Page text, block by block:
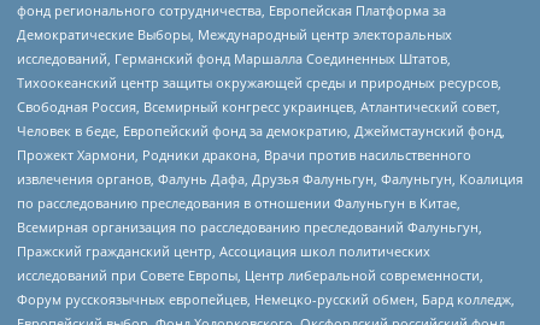
фонд регионального сотрудничества, Европейская Платформа за
Демократические Выборы, Международный центр электоральных
исследований, Германский фонд Маршалла Соединенных Штатов,
Тихоокеанский центр защиты окружающей среды и природных ресурсов,
Свободная Россия, Всемирный конгресс украинцев, Атлантический совет,
Человек в беде, Европейский фонд за демократию, Джеймстаунский фонд,
Прожект Хармони, Родники дракона, Врачи против насильственного
извлечения органов, Фалунь Дафа, Друзья Фалуньгун, Фалуньгун, Коалиция
по расследованию преследования в отношении Фалуньгун в Китае,
Всемирная организация по расследованию преследований Фалуньгун,
Пражский гражданский центр, Ассоциация школ политических
исследований при Совете Европы, Центр либеральной современности,
Форум русскоязычных европейцев, Немецко-русский обмен, Бард колледж,